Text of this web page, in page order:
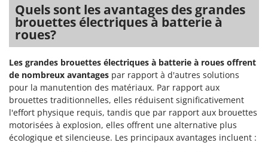
Zodiac
Zomax
Quels sont les avantages des grandes
brouettes électriques à batterie à
roues?
Les grandes brouettes électriques à batterie à roues offrent
de nombreux avantages par rapport à d'autres solutions
pour la manutention des matériaux. Par rapport aux
brouettes traditionnelles, elles réduisent significativement
l'effort physique requis, tandis que par rapport aux brouettes
motorisées à explosion, elles offrent une alternative plus
écologique et silencieuse. Les principaux avantages incluent :